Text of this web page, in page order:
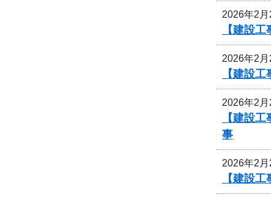
2026年2
【建設
2026年2
【建設
2026年2
【建設
事
2026年2
【建設